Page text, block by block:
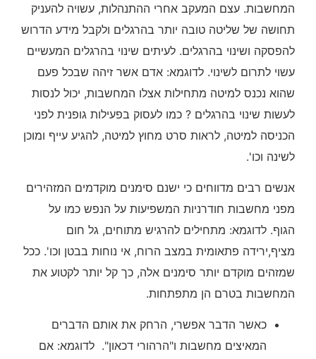
המחשבות. עצם המעקב אחרי ההתנהלות, עשויה להעניק
תחושה של שליטה טובה יותר בהרגלים ולקבל מידע הדרוש
להפסקה ושינוי בהרגלים. לעיתים שינוי בהרגלים המעשיים
עשוי לתרום לשינוי. לדוגמא: אדם אשר זיהה שבכל פעם
שהוא נכנס למיטה מתחילות אצלו המחשבות, יכול לנסות
לעשות שינוי בהרגלים ? כמו לעסוק בפעילות גופנית לפני
הכניסה למיטה, לראות סרט מחוץ למיטה, להגיע עייף ומוכן
לשינה וכו'.
אנשים רבים מדווחים כי ישנם סימנים מוקדמים המזהירים
מפני מחשבות חודרניות המשפיעות על הנפש כמו על
הגוף. לדוגמא: מתחילים להרגיש מתוחים, גל חום
מציף,ירידה פתאומית במצב הרוח, אי נוחות בבטן וכו'. ככל
שמזהים מוקדם יותר סימנים אלה, כך קל יותר לקטוע את
המחשבות בטרם הן מתפתחות.
כאשר הדבר אפשרי, הרחק את אותם הדברים
המאיצים מחשבות ו"הרהורי דכאון". לדוגמא: אם